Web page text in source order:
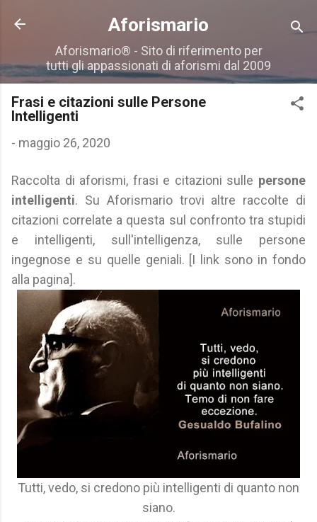
Passa ai contenuti principali
Aforismario
Aforismario® - Sito di riferimento per
tutti gli appassionati di aforismi dal 2009
Frasi e citazioni sulle Persone
Intelligenti
- maggio 26, 2020
Raccolta di aforismi, frasi e citazioni sulle persone
intelligenti. Su Aforismario trovi altre raccolte di
citazioni correlate a questa sul confronto tra stupidi
e intelligenti, sull'intelligenza, sulle persone
ingegnose e su quelle geniali. [I link sono in fondo
alla pagina].
Tutti, vedo, si credono più intelligenti di quanto non
siano.